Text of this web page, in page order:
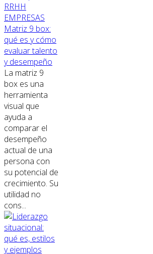
RRHH
EMPRESAS
Matriz 9 box:
qué es y cómo
evaluar talento
y desempeño
La matriz 9
box es una
herramienta
visual que
ayuda a
comparar el
desempeño
actual de una
persona con
su potencial de
crecimiento. Su
utilidad no
cons...